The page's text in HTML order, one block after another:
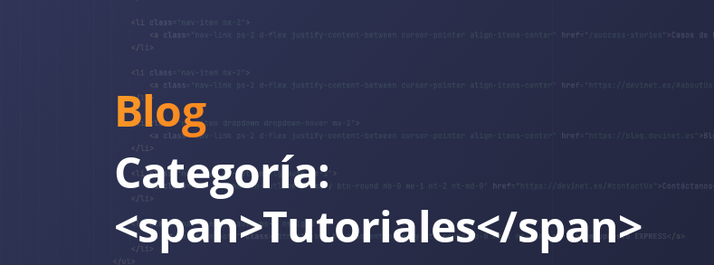
Blog
Categoría:
<span>Tutoriales</span>